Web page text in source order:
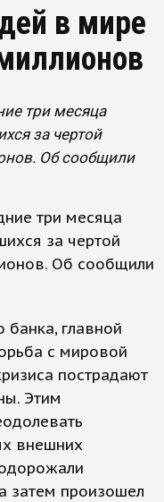
в мире
три месяца
за чертой
Об сообщили
три месяца
за чертой
Об сообщили
банка, главной
с мировой
пострадают
Этим
внешних
затем произошел